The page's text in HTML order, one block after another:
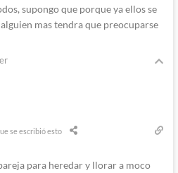
supongo que porque ya ellos se
mas tendra que preocuparse
se escribió esto
para heredar y llorar a moco